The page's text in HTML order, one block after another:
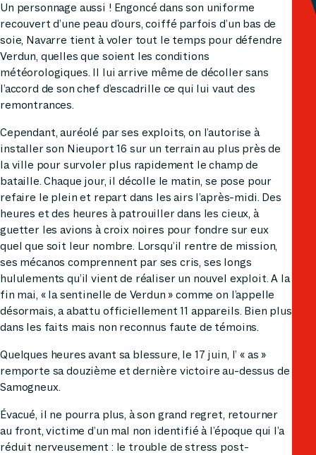
Un personnage aussi ! Engoncé dans son uniforme
recouvert d’une peau d’ours, coiffé parfois d’un bas de
soie, Navarre tient à voler tout le temps pour défendre
Verdun, quelles que soient les conditions
météorologiques. Il lui arrive même de décoller sans
l’accord de son chef d’escadrille ce qui lui vaut des
remontrances.
Cependant, auréolé par ses exploits, on l’autorise à
installer son Nieuport 16 sur un terrain au plus près de
la ville pour survoler plus rapidement le champ de
bataille. Chaque jour, il décolle le matin, se pose pour
refaire le plein et repart dans les airs l’après-midi. Des
heures et des heures à patrouiller dans les cieux, à
guetter les avions à croix noires pour fondre sur eux
quel que soit leur nombre. Lorsqu’il rentre de mission,
ses mécanos comprennent par ses cris, ses longs
hululements qu’il vient de réaliser un nouvel exploit. A la
fin mai, « la sentinelle de Verdun » comme on l’appelle
désormais, a abattu officiellement 11 appareils. Bien plus
dans les faits mais non reconnus faute de témoins.
Quelques heures avant sa blessure, le 17 juin, l’ « as »
remporte sa douzième et dernière victoire au-dessus de
Samogneux.
Évacué, il ne pourra plus, à son grand regret, retourner
au front, victime d’un mal non identifié à l’époque qui l’a
réduit nerveusement : le trouble de stress post-